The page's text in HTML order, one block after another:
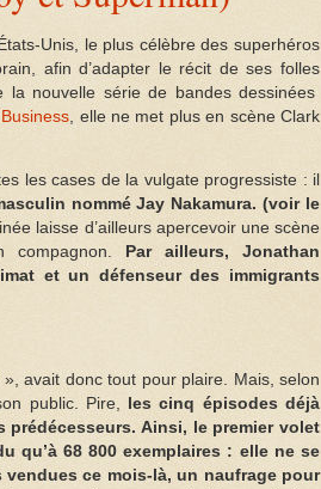
Unis, le plus célèbre des superhéros
afin d’adapter le récit de ses folles
nouvelle série de bandes dessinées
, elle ne met plus en scène Clark
les cases de la vulgate progressiste : il
nommé Jay Nakamura. (voir le
laisse d’ailleurs apercevoir une scène
Par ailleurs, Jonathan
et un défenseur des immigrants
avait donc tout pour plaire. Mais, selon
public. Pire,
les cinq épisodes déjà
Ainsi, le premier volet
qu’à 68 800 exemplaires : elle ne se
ce mois-là, un naufrage pour